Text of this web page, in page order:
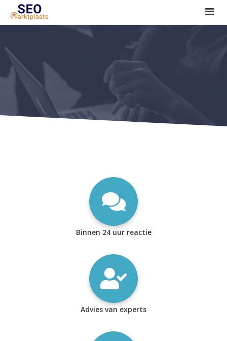
SEO tools reviews
Marketeer bij jou in de buurt?
Offerte
1. Seo voor beginners +
2. Onderzoeken +
Binnen 24 uur reactie
Advies van experts